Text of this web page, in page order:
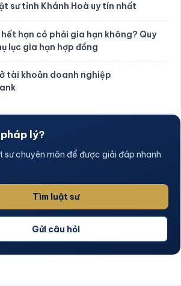
sư tỉnh Khánh Hoà uy tín nhất
hết hạn có phải gia hạn không? Quy
lục gia hạn hợp đồng
tài khoản doanh nghiệp
lý?
sư chuyên môn để được giải đáp nhanh
Tìm luật sư
Gửi câu hỏi